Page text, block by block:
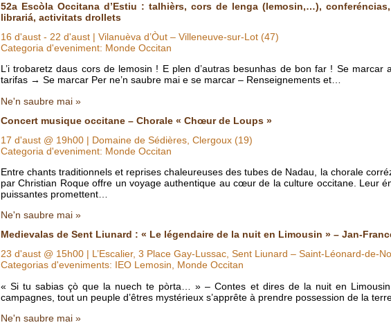
52a Escòla Occitana d’Estiu : talhièrs, cors de lenga (lemosin,…),
librariá, activitats drollets
16 d'aust - 22 d'aust | Vilanuèva d’Òut – Villeneuve-sur-Lot (47)
Categoria d'eveniment: Monde Occitan
L’i trobaretz daus cors de lemosin ! E plen d’autras besunhas de bon far ! Se
tarifas → Se marcar Per ne’n saubre mai e se marcar – Renseignements et…
Ne'n saubre mai »
Concert musique occitane – Chorale « Chœur de Loups »
17 d'aust @ 19h00 | Domaine de Sédières, Clergoux (19)
Categoria d'eveniment: Monde Occitan
Entre chants traditionnels et reprises chaleureuses des tubes de Nadau, la chorale
par Christian Roque offre un voyage authentique au cœur de la culture occitane. Leur
puissantes promettent…
Ne'n saubre mai »
Medievalas de Sent Liunard : « Le légendaire de la nuit en Limousin » – Jan-
23 d'aust @ 15h00 | L’Escalier, 3 Place Gay-Lussac, Sent Liunard – Saint-Léonard-de-
Categorias d'eveniments: IEO Lemosin, Monde Occitan
« Si tu sabias çò que la nuech te pòrta… » – Contes et dires de la nuit en
campagnes, tout un peuple d’êtres mystérieux s’apprête à prendre possession de la
Ne'n saubre mai »